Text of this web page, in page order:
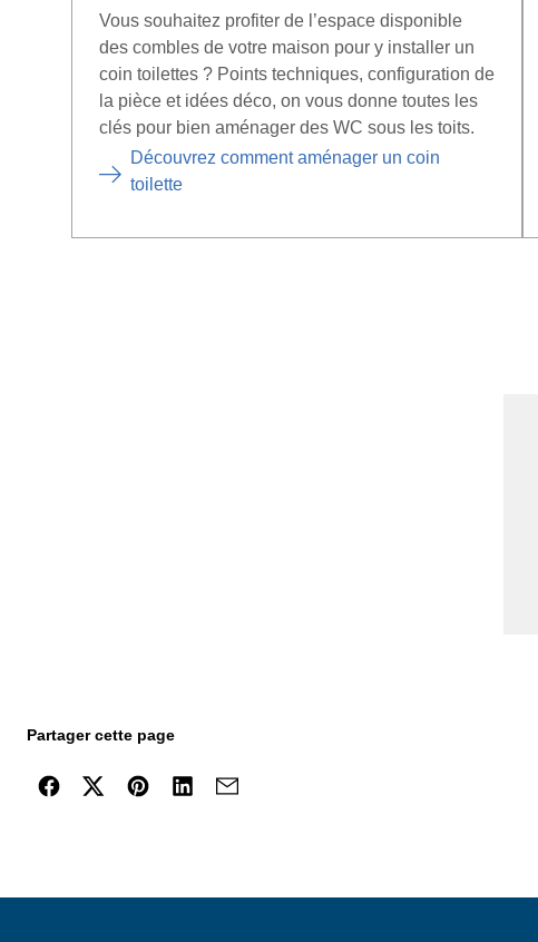
Vous souhaitez profiter de l’espace disponible
des combles de votre maison pour y installer un
coin toilettes ? Points techniques, configuration de
la pièce et idées déco, on vous donne toutes les
clés pour bien aménager des WC sous les toits.
Découvrez comment aménager un coin
toilette
Partager cette page